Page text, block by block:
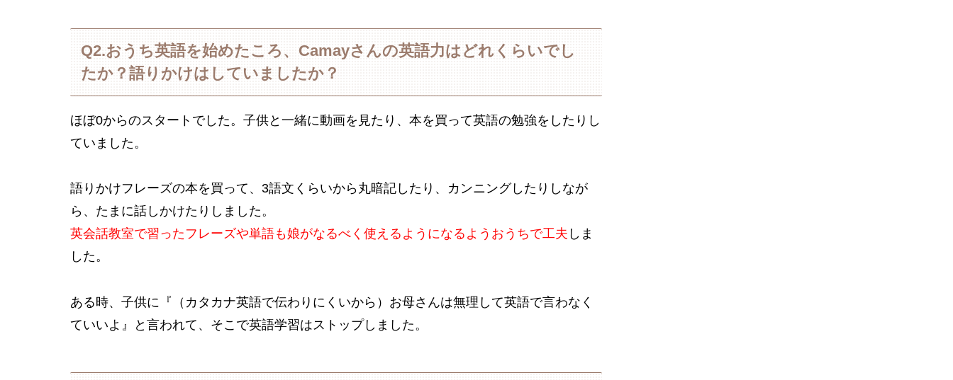
Q2.おうち英語を始めたころ、Camayさんの英語力はどれくらいでし
たか？語りかけはしていましたか？
ほぼ0からのスタートでした。子供と一緒に動画を見たり、本を買って英語の勉強をしたりし
ていました。
語りかけフレーズの本を買って、3語文くらいから丸暗記したり、カンニングしたりしなが
ら、たまに話しかけたりしました。
英会話教室で習ったフレーズや単語も娘がなるべく使えるようになるようおうちで工夫 しま
した。
ある時、子供に『（カタカナ英語で伝わりにくいから）お母さんは無理して英語で言わなく
ていいよ』と言われて、そこで英語学習はストップしました。